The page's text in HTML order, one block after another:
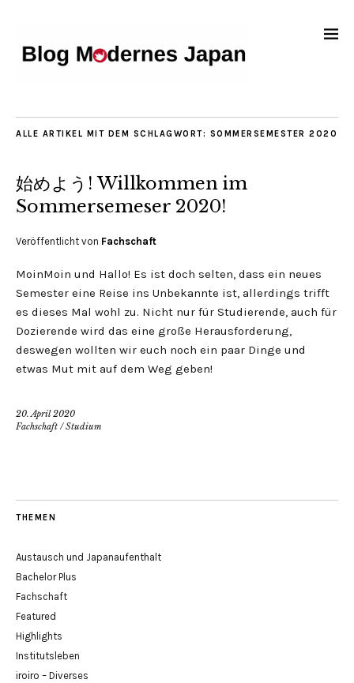
ALLE ARTIKEL MIT DEM SCHLAGWORT: SOMMERSEMESTER 2020
始めよう! Willkommen im
Sommersemeser 2020!
Veröffentlicht von Fachschaft
MoinMoin und Hallo! Es ist doch selten, dass ein neues
Semester eine Reise ins Unbekannte ist, allerdings trifft
es dieses Mal wohl zu. Nicht nur für Studierende, auch für
Dozierende wird das eine große Herausforderung,
deswegen wollten wir euch noch ein paar Dinge und
etwas Mut mit auf dem Weg geben!
20. April 2020
Fachschaft /Studium
THEMEN
Austausch und Japanaufenthalt
Bachelor Plus
Fachschaft
Featured
Highlights
Institutsleben
iroiro – Diverses